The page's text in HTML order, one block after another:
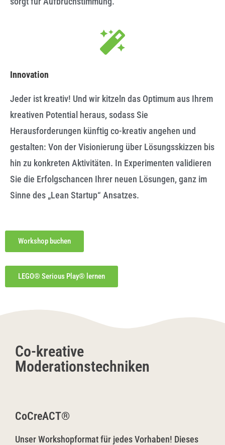
Innovation
Jeder ist kreativ! Und wir kitzeln das Optimum aus Ihrem
kreativen Potential heraus, sodass Sie
Herausforderungen künftig co-kreativ angehen und
gestalten: Von der Visionierung über Lösungsskizzen bis
hin zu konkreten Aktivitäten. In Experimenten validieren
Sie die Erfolgschancen Ihrer neuen Lösungen, ganz im
Sinne des „Lean Startup“ Ansatzes.
Workshop buchen
LEGO® Serious Play® lernen
Co-kreative
Moderationstechniken
CoCreACT®
Unser Workshopformat für jedes Vorhaben! Dieses